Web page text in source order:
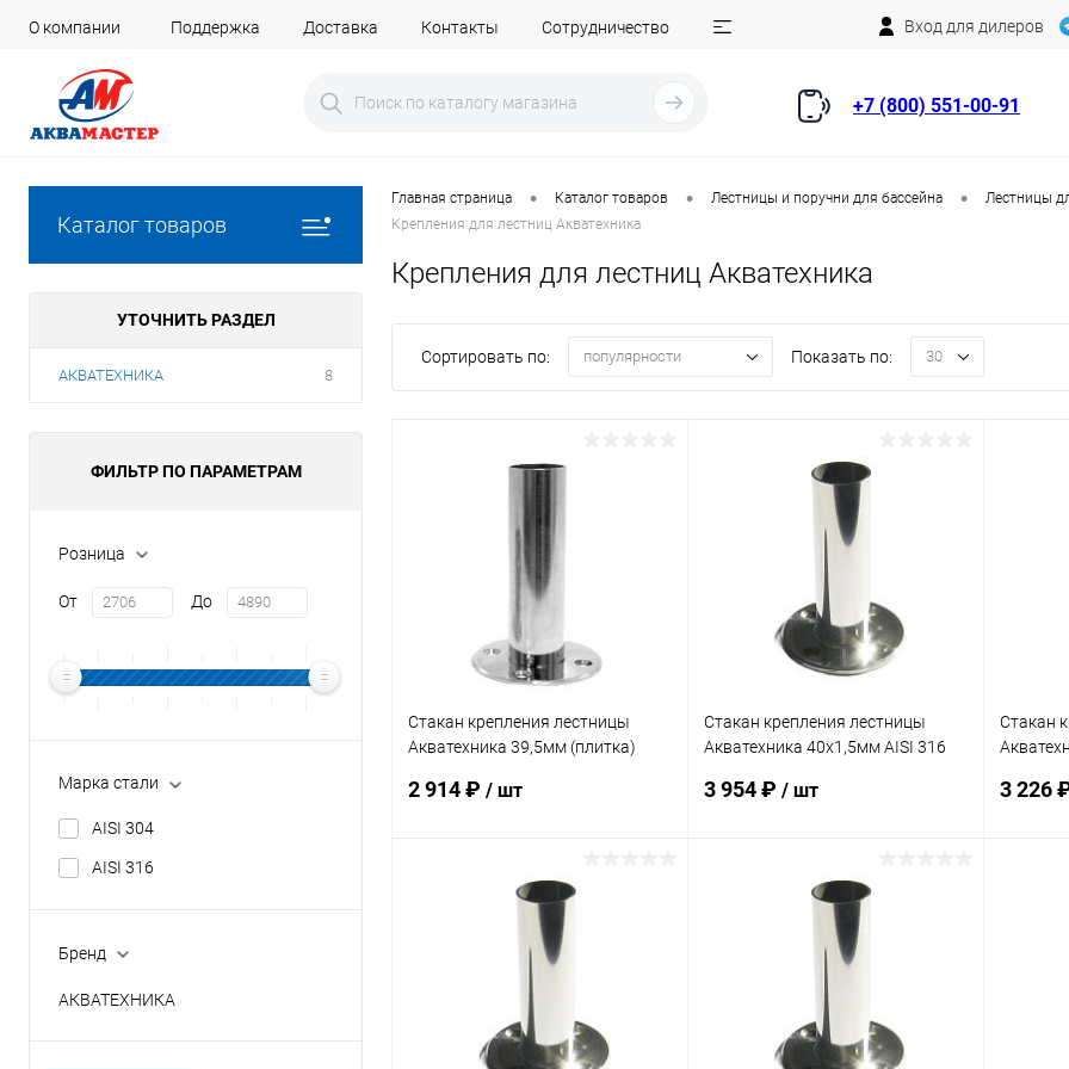
О компании Поддержка Доставка Контакты Сотрудничество Вход для дилеров
+7 (800) 551-00-91
Каталог товаров
УТОЧНИТЬ РАЗДЕЛ
АКВАТЕХНИКА 8
ФИЛЬТР ПО ПАРАМЕТРАМ
Розница
От До
Марка стали
AISI 304
AISI 316
Бренд
АКВАТЕХНИКА
Главная страница • Каталог товаров • Лестницы и поручни для бассейна • Лестницы
Крепления для лестниц Акватехника
Крепления для лестниц Акватехника
Сортировать по: популярности Показать по: 30
Стакан крепления лестницы
Акватехника 39,5мм (плитка)
2 914 ₽ / шт
В корзину
Стакан крепления лестницы
Акватехника 40х1,5мм AISI 316
3 954 ₽ / шт
В корзину
Стакан
3 226
В
К